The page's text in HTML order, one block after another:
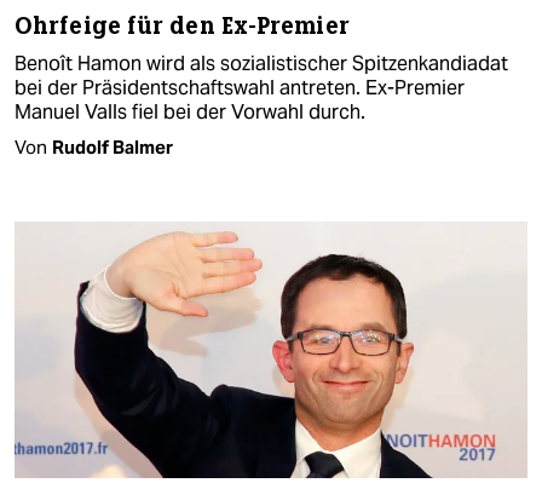
Ohrfeige für den Ex-Premier
Benoît Hamon wird als sozialistischer Spitzenkandiadat
bei der Präsidentschaftswahl antreten. Ex-Premier
Manuel Valls fiel bei der Vorwahl durch.
Von Rudolf Balmer